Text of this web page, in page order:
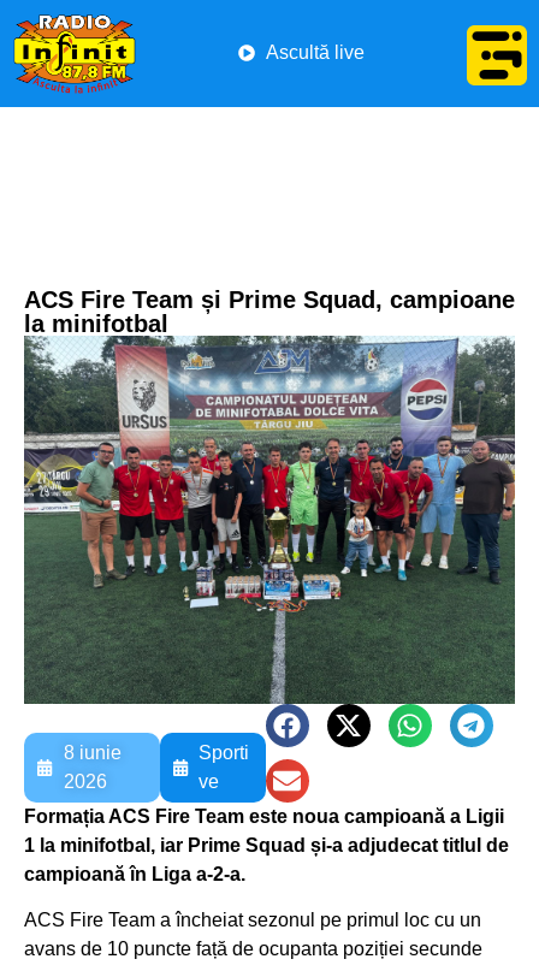
Ascultă live
ACS Fire Team și Prime Squad, campioane
la minifotbal
8 iunie
2026
Sporti
ve
Formația ACS Fire Team este noua campioană a Ligii
1 la minifotbal, iar Prime Squad și-a adjudecat titlul de
campioană în Liga a-2-a.
ACS Fire Team a încheiat sezonul pe primul loc cu un
avans de 10 puncte față de ocupanta poziției secunde